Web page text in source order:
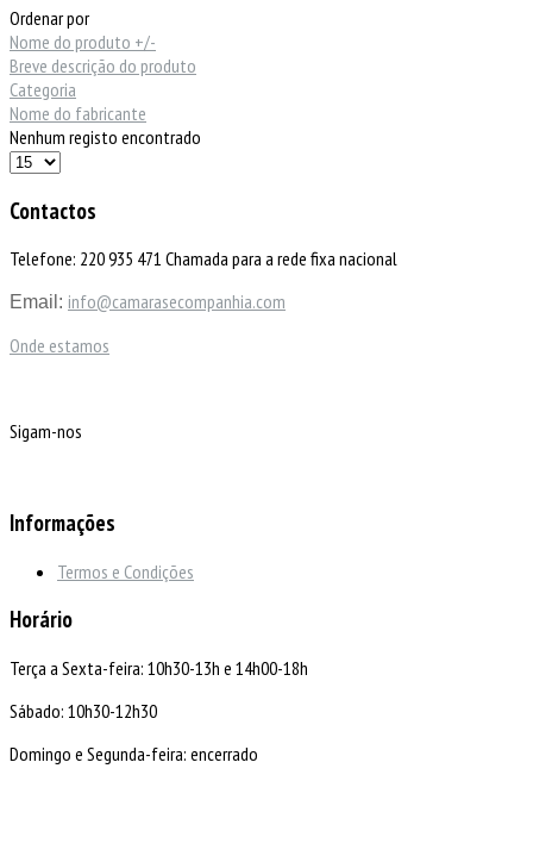
Ordenar por
Nome do produto +/-
Breve descrição do produto
Categoria
Nome do fabricante
Nenhum registo encontrado
Contactos
Telefone: 220 935 471 Chamada para a rede fixa nacional
Email: info@camarasecompanhia.com
Onde estamos
Sigam-nos
Informações
Termos e Condições
Horário
Terça a Sexta-feira: 10h30-13h e 14h00-18h
Sábado: 10h30-12h30
Domingo e Segunda-feira: encerrado